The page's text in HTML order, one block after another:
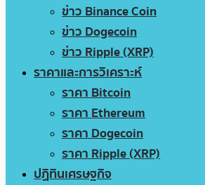
ข่าว Binance Coin
ข่าว Dogecoin
ข่าว Ripple (XRP)
ราคาและการวิเคราะห์
ราคา Bitcoin
ราคา Ethereum
ราคา Dogecoin
ราคา Ripple (XRP)
ปฏิทินเศรษฐกิจ